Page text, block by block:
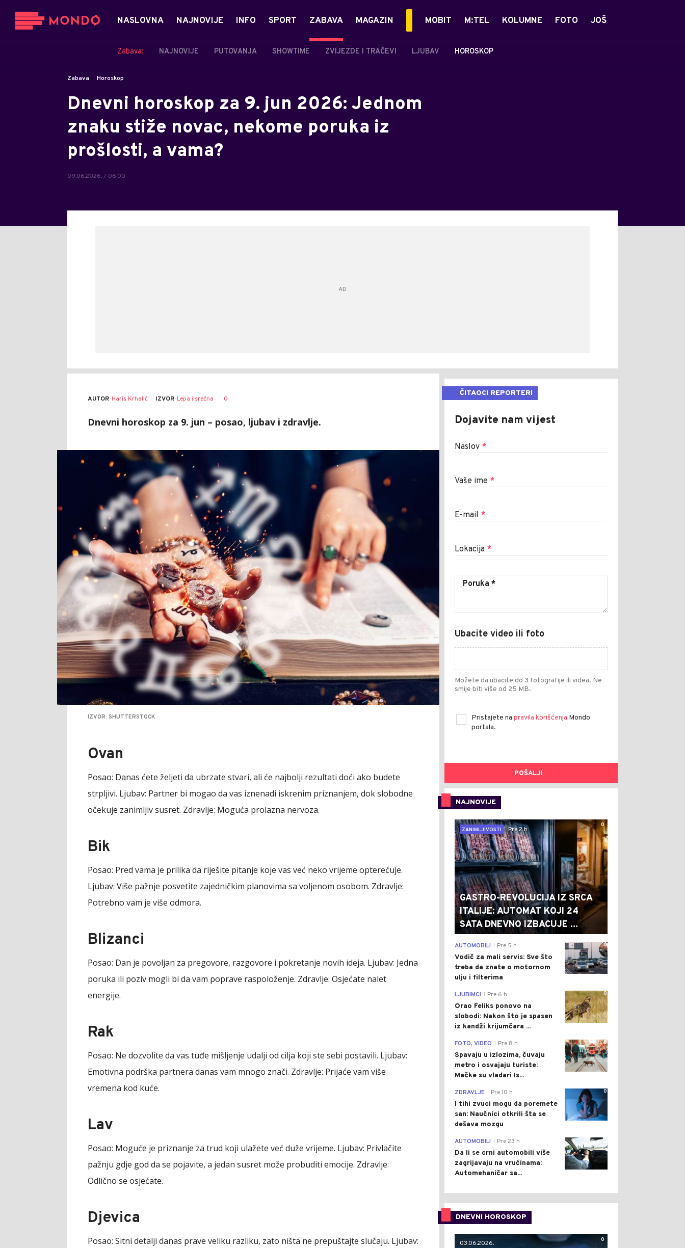
NASLOVNA NAJNOVIJE INFO SPORT ZABAVA
Zabava: NAJNOVIJE PUTOVANJA SHOWTIME ZVIJEZDE I TRAČEVI LJUBAV HOROSKOP
MAGAZIN MOBIT M:TEL KOLUMNE FOTO JOŠ
Zabava Horoskop
Dnevni horoskop za 9. jun 2026: Jednom
znaku stiže novac, nekome poruka iz
prošlosti, a vama?
09.06.2026. / 06:00
AUTOR Haris Krhalić IZVOR Lepa i srećna 0
Dnevni horoskop za 9. jun – posao, ljubav i zdravlje.
IZVOR: SHUTTERSTOCK
Ovan
Posao: Danas ćete željeti da ubrzate stvari, ali će najbolji rezultati doći ako budete
strpljivi. Ljubav: Partner bi mogao da vas iznenadi iskrenim priznanjem, dok slobodne
očekuje zanimljiv susret. Zdravlje: Moguća prolazna nervoza.
Bik
Posao: Pred vama je prilika da riješite pitanje koje vas već neko vrijeme opterećuje.
Ljubav: Više pažnje posvetite zajedničkim planovima sa voljenom osobom. Zdravlje:
Potrebno vam je više odmora.
Blizanci
Posao: Dan je povoljan za pregovore, razgovore i pokretanje novih ideja. Ljubav: Jedna
poruka ili poziv mogli bi da vam poprave raspoloženje. Zdravlje: Osjećate nalet
energije.
Rak
Posao: Ne dozvolite da vas tuđe mišljenje udalji od cilja koji ste sebi postavili. Ljubav:
Emotivna podrška partnera danas vam mnogo znači. Zdravlje: Prijaće vam više
vremena kod kuće.
Lav
Posao: Moguće je priznanje za trud koji ulažete već duže vrijeme. Ljubav: Privlačite
pažnju gdje god da se pojavite, a jedan susret može probuditi emocije. Zdravlje:
Odlično se osjećate.
Djevica
Posao: Sitni detalji danas prave veliku razliku, zato ništa ne prepuštajte slučaju. Ljubav:
ČITAOCI REPORTERI
Dojavite nam vijest
Naslov *
Vaše ime *
E-mail *
Lokacija *
Ubacite video ili foto
Možete da ubacite do 3 fotografije ili videa. Ne
smije biti više od 25 MB.
Pristajete na pravila korišćenja Mondo
portala.
POŠALJI
NAJNOVIJE
0
ZANIMLJIVOSTI
Pre 2 h
GASTRO-REVOLUCIJA IZ SRCA
ITALIJE: AUTOMAT KOJI 24
SATA DNEVNO IZBACUJE ...
0
AUTOMOBILI Pre 5 h
Vodič za mali servis: Sve što
treba da znate o motornom
ulju i filterima
0
LJUBIMCI Pre 6 h
Orao Feliks ponovo na
slobodi: Nakon što je spasen
iz kandži krijumčara ...
0
FOTO, VIDEO Pre 8 h
Spavaju u izlozima, čuvaju
metro i osvajaju turiste:
Mačke su vladari Is...
0
ZDRAVLJE Pre 10 h
I tihi zvuci mogu da poremete
san: Naučnici otkrili šta se
dešava mozgu
0
AUTOMOBILI Pre 23 h
Da li se crni automobili više
zagrijavaju na vrućinama:
Automehaničar sa...
DNEVNI HOROSKOP
0
03.06.2026.